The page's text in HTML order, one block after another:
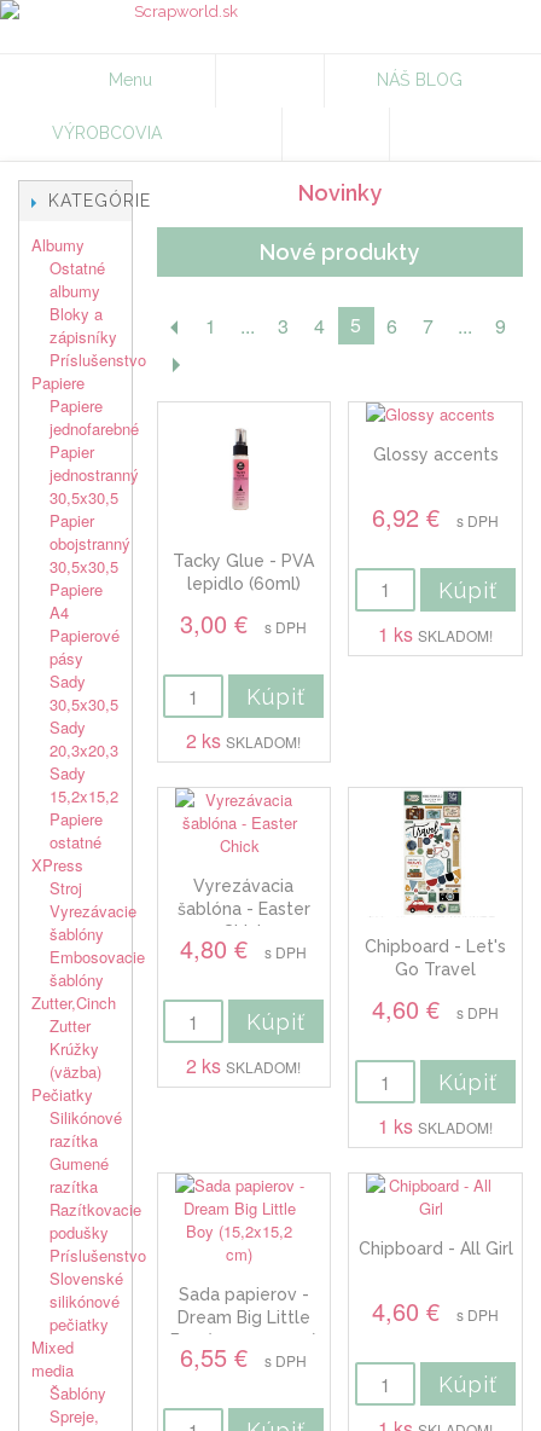
Menu NÁŠ BLOG
VÝROBCOVIA
Novinky
Nové produkty
1 ... 3 4 5 6 7 ... 9
Tacky Glue - PVA
lepidlo (60ml)
3,00 € s DPH
Kúpiť
2 ksSKLADOM!
Glossy accents
6,92 € s DPH
Kúpiť
1 ksSKLADOM!
Vyrezávacia
šablóna - Easter
Chick
4,80 € s DPH
Kúpiť
2 ksSKLADOM!
Chipboard - Let's
Go Travel
4,60 € s DPH
Kúpiť
1 ksSKLADOM!
Sada papierov -
Dream Big Little
Boy (15,2x15,2 cm)
6,55 € s DPH
Chipboard - All Girl
4,60 € s DPH
Kúpiť
KATEGÓRIE
Albumy
Ostatné
albumy
Bloky a
zápisníky
Príslušenstvo
Papiere
Papiere
jednofarebné
Papier
jednostranný
30,5x30,5
Papier
obojstranný
30,5x30,5
Papiere
A4
Papierové
pásy
Sady
30,5x30,5
Sady
20,3x20,3
Sady
15,2x15,2
Papiere
ostatné
XPress
Stroj
Vyrezávacie
šablóny
Embosovacie
šablóny
Zutter,Cinch
Zutter
Krúžky
(väzba)
Pečiatky
Silikónové
razítka
Gumené
razítka
Razítkovacie
podušky
Príslušenstvo
Slovenské
silikónové
pečiatky
Mixed
media
Šablóny
Spreje,